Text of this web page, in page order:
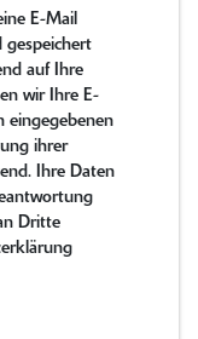
E-Mail
gespeichert
auf Ihre
wir Ihre E-
eingegebenen
ihrer
Ihre Daten
Dritte